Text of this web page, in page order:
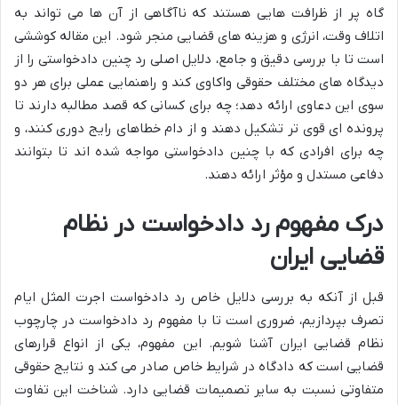
گاه پر از ظرافت هایی هستند که ناآگاهی از آن ها می تواند به
اتلاف وقت، انرژی و هزینه های قضایی منجر شود. این مقاله کوششی
است تا با بررسی دقیق و جامع، دلایل اصلی رد چنین دادخواستی را از
دیدگاه های مختلف حقوقی واکاوی کند و راهنمایی عملی برای هر دو
سوی این دعاوی ارائه دهد؛ چه برای کسانی که قصد مطالبه دارند تا
پرونده ای قوی تر تشکیل دهند و از دام خطاهای رایج دوری کنند، و
چه برای افرادی که با چنین دادخواستی مواجه شده اند تا بتوانند
دفاعی مستدل و مؤثر ارائه دهند.
درک مفهوم رد دادخواست در نظام
قضایی ایران
قبل از آنکه به بررسی دلایل خاص رد دادخواست اجرت المثل ایام
تصرف بپردازیم، ضروری است تا با مفهوم رد دادخواست در چارچوب
نظام قضایی ایران آشنا شویم. این مفهوم، یکی از انواع قرارهای
قضایی است که دادگاه در شرایط خاص صادر می کند و نتایج حقوقی
متفاوتی نسبت به سایر تصمیمات قضایی دارد. شناخت این تفاوت